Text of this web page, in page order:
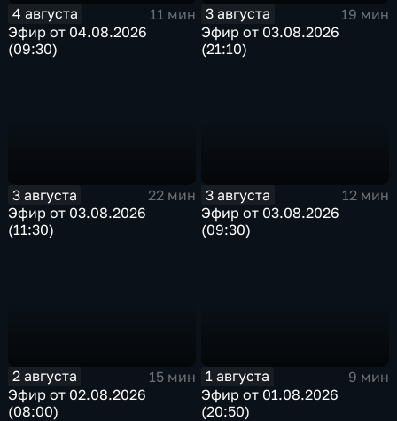
4 августа
11 мин
Эфир от 04.08.2026
(09:30)
3 августа
19 мин
Эфир от 03.08.2026
(21:10)
3 августа
22 мин
Эфир от 03.08.2026
(11:30)
3 августа
12 мин
Эфир от 03.08.2026
(09:30)
2 августа
15 мин
Эфир от 02.08.2026
(08:00)
1 августа
9 мин
Эфир от 01.08.2026
(20:50)